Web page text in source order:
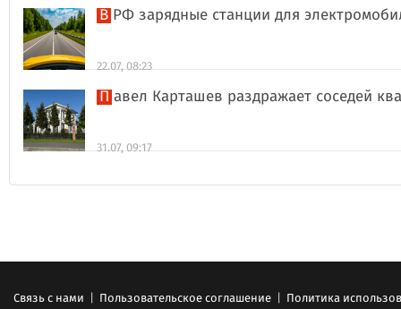
В РФ зарядные станции для
22.07, 08:23
Павел Карташев раздражает соседей
31.07, 09:17
Связь с нами | Пользовательское соглашение | Политика